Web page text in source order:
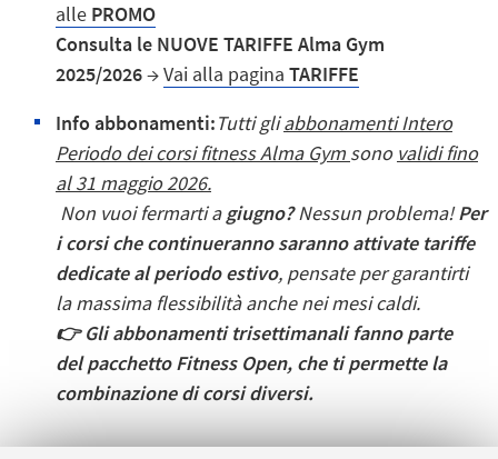
alle PROMO
Consulta le NUOVE TARIFFE Alma Gym
2025/2026→Vai alla pagina TARIFFE
Info abbonamenti:Tutti gliabbonamenti Intero
Periodo dei corsi fitness Alma Gym sono validi fino
al 31 maggio 2026.
Non vuoi fermarti agiugno?Nessun problema!Per
i corsi che continueranno saranno attivate tariffe
dedicate al periodo estivo, pensate per garantirti
la massima flessibilità anche nei mesi caldi.
👉Gli abbonamenti trisettimanali fanno parte
del pacchetto Fitness Open, che ti permette la
combinazione di corsi diversi.